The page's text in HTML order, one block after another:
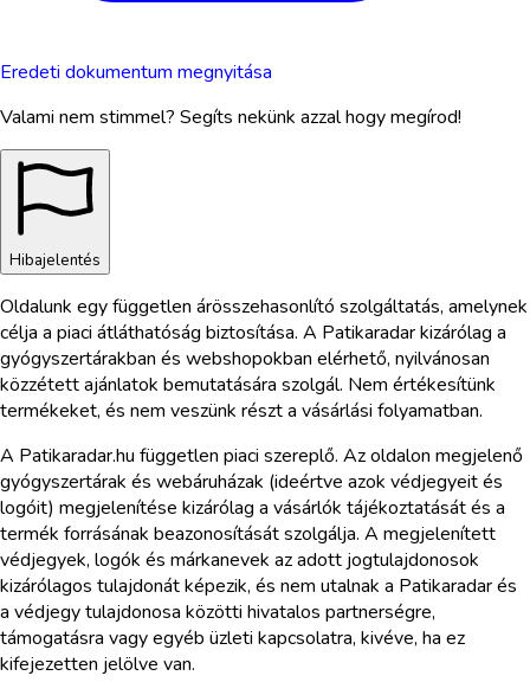
Eredeti dokumentum megnyitása
Valami nem stimmel? Segíts nekünk azzal hogy megírod!
Hibajelentés
Oldalunk egy független árösszehasonlító szolgáltatás, amelynek
célja a piaci átláthatóság biztosítása. A Patikaradar kizárólag a
gyógyszertárakban és webshopokban elérhető, nyilvánosan
közzétett ajánlatok bemutatására szolgál. Nem értékesítünk
termékeket, és nem veszünk részt a vásárlási folyamatban.
A Patikaradar.hu független piaci szereplő. Az oldalon megjelenő
gyógyszertárak és webáruházak (ideértve azok védjegyeit és
logóit) megjelenítése kizárólag a vásárlók tájékoztatását és a
termék forrásának beazonosítását szolgálja. A megjelenített
védjegyek, logók és márkanevek az adott jogtulajdonosok
kizárólagos tulajdonát képezik, és nem utalnak a Patikaradar és
a védjegy tulajdonosa közötti hivatalos partnerségre,
támogatásra vagy egyéb üzleti kapcsolatra, kivéve, ha ez
kifejezetten jelölve van.